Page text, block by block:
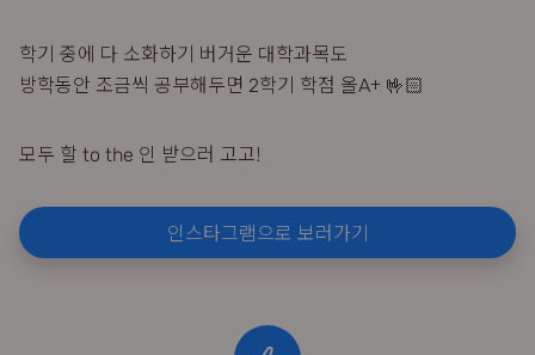
학기 중에 다 소화하기 버거운 대학과목도
방학동안 조금씩 공부해두면 2학기 학점 올A+ 🤟🏻
모두 할 to the 인 받으러 고고!
인스타그램으로 보러가기